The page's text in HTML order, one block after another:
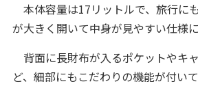
本体容量は17リットルで、旅行に
が大きく開いて中身が見やすい仕様に
背面に長財布が入るポケットやキ
ど、細部にもこだわりの機能が付いて